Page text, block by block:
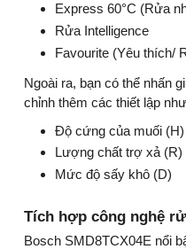
Express 60°C (Rửa
Rửa Intelligence
Favourite (Yêu thích/
Ngoài ra, bạn có thể nhấn
chỉnh thêm các thiết lập
Độ cứng của muối (H)
Lượng chất trợ xả (R)
Mức độ sấy khô (D)
Tích hợp công nghệ
Bosch SMD8TCX04E nổi